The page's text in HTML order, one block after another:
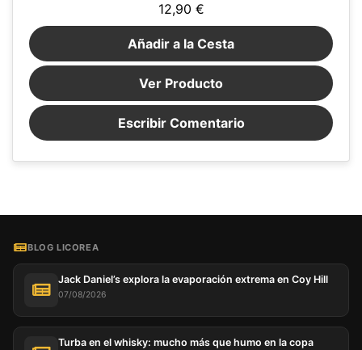
12,90 €
Añadir a la Cesta
Ver Producto
Escribir Comentario
BLOG LICOREA
Jack Daniel’s explora la evaporación extrema en Coy Hill
07/08/2026
Turba en el whisky: mucho más que humo en la copa